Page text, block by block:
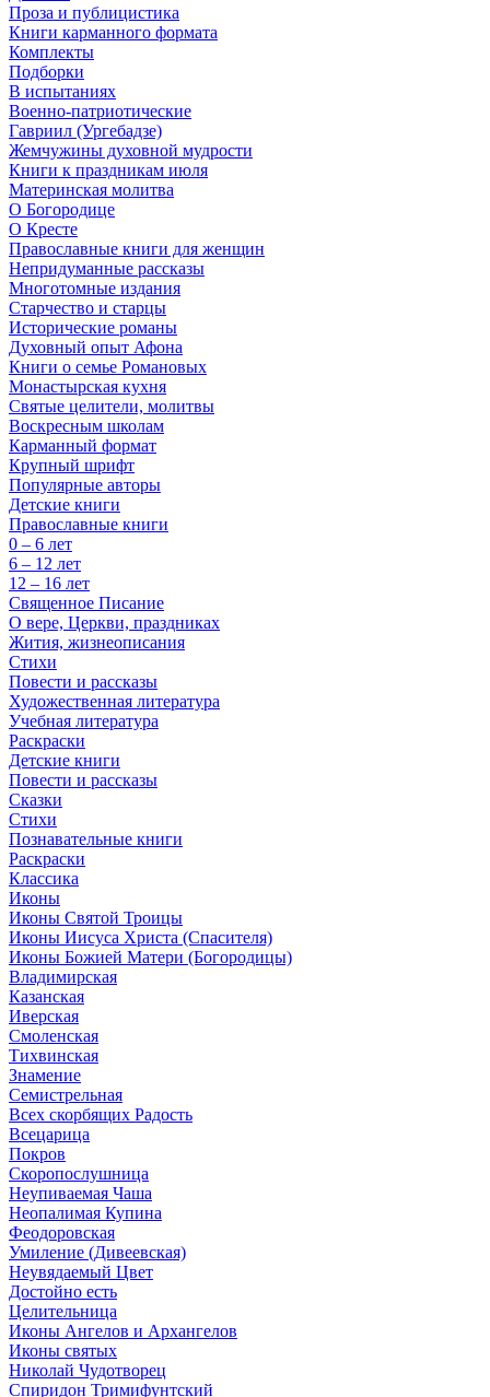
Проза и публицистика
Книги карманного формата
Комплекты
Подборки
В испытаниях
Военно-патриотические
Гавриил (Ургебадзе)
Жемчужины духовной мудрости
Книги к праздникам июля
Материнская молитва
О Богородице
О Кресте
Православные книги для женщин
Непридуманные рассказы
Многотомные издания
Старчество и старцы
Исторические романы
Духовный опыт Афона
Книги о семье Романовых
Монастырская кухня
Святые целители, молитвы
Воскресным школам
Карманный формат
Крупный шрифт
Популярные авторы
Детские книги
Православные книги
0 – 6 лет
6 – 12 лет
12 – 16 лет
Священное Писание
О вере, Церкви, праздниках
Жития, жизнеописания
Стихи
Повести и рассказы
Художественная литература
Учебная литература
Раскраски
Детские книги
Повести и рассказы
Сказки
Стихи
Познавательные книги
Раскраски
Классика
Иконы
Иконы Святой Троицы
Иконы Иисуса Христа (Спасителя)
Иконы Божией Матери (Богородицы)
Владимирская
Казанская
Иверская
Смоленская
Тихвинская
Знамение
Семистрельная
Всех скорбящих Радость
Всецарица
Покров
Скоропослушница
Неупиваемая Чаша
Неопалимая Купина
Феодоровская
Умиление (Дивеевская)
Неувядаемый Цвет
Достойно есть
Целительница
Иконы Ангелов и Архангелов
Иконы святых
Николай Чудотворец
Спиридон Тримифунтский